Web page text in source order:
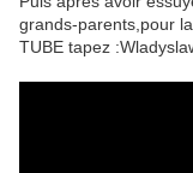
grands-parents,pour
TUBE tapez